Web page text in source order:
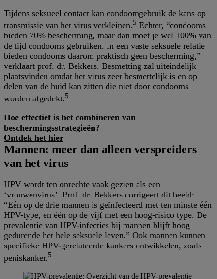
Tijdens seksueel contact kan condoomgebruik de kans op
transmissie van het virus verkleinen.5 Echter, “condooms
bieden 70% bescherming, maar dan moet je wel 100% van
de tijd condooms gebruiken. In een vaste seksuele relatie
bieden condooms daarom praktisch geen bescherming,”
verklaart prof. dr. Bekkers. Besmetting zal uiteindelijk
plaatsvinden omdat het virus zeer besmettelijk is en op
delen van de huid kan zitten die niet door condooms
worden afgedekt.5
Hoe effectief is het combineren van
beschermingsstrategieën?
Ontdek het hier
Mannen: meer dan alleen verspreiders
van het virus
HPV wordt ten onrechte vaak gezien als een
‘vrouwenvirus’. Prof. dr. Bekkers corrigeert dit beeld:
“Eén op de drie mannen is geïnfecteerd met ten minste één
HPV-type, en één op de vijf met een hoog-risico type. De
prevalentie van HPV-infecties bij mannen blijft hoog
gedurende het hele seksuele leven.” Ook mannen kunnen
specifieke HPV-gerelateerde kankers ontwikkelen, zoals
peniskanker.5